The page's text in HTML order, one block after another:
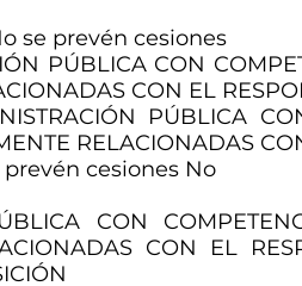
se prevén cesiones
PÚBLICA CON
CON EL
PÚBLICA
RELACIONADAS
prevén cesiones No
CON
CON EL